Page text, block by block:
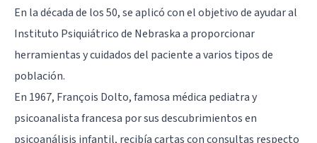
En la década de los 50, se aplicó con el objetivo de ayudar al
Instituto Psiquiátrico de Nebraska a proporcionar
herramientas y cuidados del paciente a varios tipos de
población.
En 1967, François Dolto, famosa médica pediatra y
psicoanalista francesa por sus descubrimientos en
psicoanálisis infantil, recibía cartas con consultas respecto